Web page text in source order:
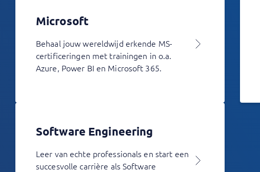
Microsoft
Behaal jouw wereldwijd erkende MS-
certificeringen met trainingen in o.a.
Azure, Power BI en Microsoft 365.
Software Engineering
Leer van echte professionals en start een
succesvolle carrière als Software